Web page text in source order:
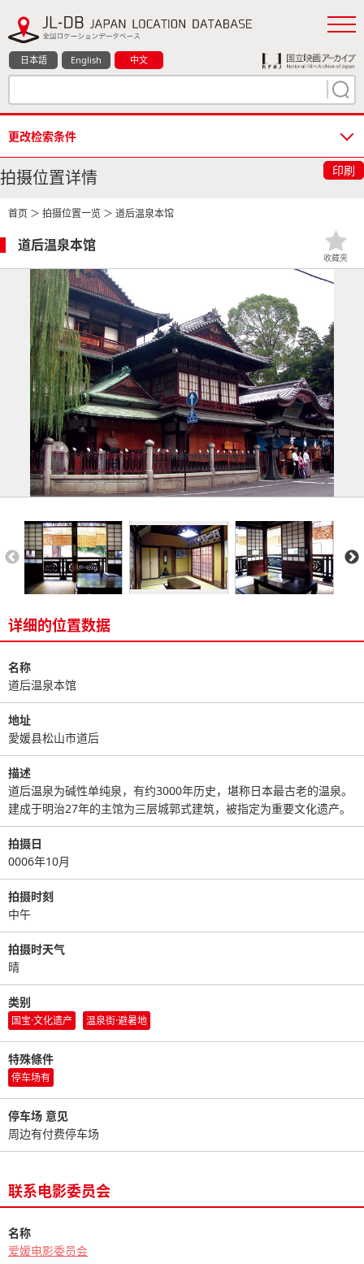
日本語 English 中文
更改检索条件
拍摄位置详情 印刷
首页 ＞ 拍摄位置一览 ＞ 道后温泉本馆
道后温泉本馆
收藏夹
详细的位置数据
名称
道后温泉本馆
地址
愛媛县松山市道后
描述
道后温泉为碱性单纯泉，有约3000年历史，堪称日本最古老的温泉。
建成于明治27年的主馆为三层城郭式建筑，被指定为重要文化遗产。
拍摄日
0006年10月
拍摄时刻
中午
拍摄时天气
晴
类别
国宝·文化遗产 温泉街·避暑地
特殊條件
停车场有
停车场 意见
周边有付费停车场
联系电影委员会
名称
爱媛电影委员会